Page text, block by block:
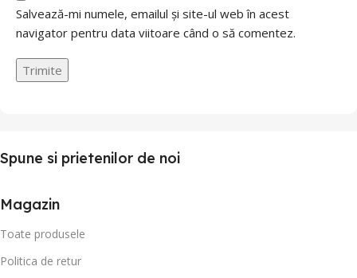
Salvează-mi numele, emailul și site-ul web în acest
navigator pentru data viitoare când o să comentez.
Spune si prietenilor de noi
Magazin
Toate produsele
Politica de retur